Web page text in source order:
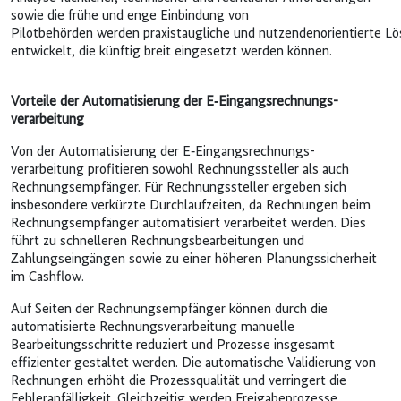
sowie die frühe und enge Einbindung von
Pilotbehörden werden praxistaugliche und nutzendenorientierte
entwickelt, die künftig breit eingesetzt werden können.
Vorteile der Automatisierung der E‑Eingangs­rechnungs­
verarbeitung
Von der Automatisierung der E‑Eingangs­rechnungs­
verarbeitung profitieren sowohl Rechnungssteller als auch
Rechnungsempfänger. Für Rechnungssteller ergeben sich
insbesondere verkürzte Durchlaufzeiten, da Rechnungen beim
Rechnungsempfänger automatisiert verarbeitet werden. Dies
führt zu schnelleren Rechnungsbearbeitungen und
Zahlungseingängen sowie zu einer höheren Planungssicherheit
im Cashflow.
Auf Seiten der Rechnungsempfänger können durch die
automatisierte Rechnungsverarbeitung manuelle
Bearbeitungsschritte reduziert und Prozesse insgesamt
effizienter gestaltet werden. Die automatische Validierung von
Rechnungen erhöht die Prozessqualität und verringert die